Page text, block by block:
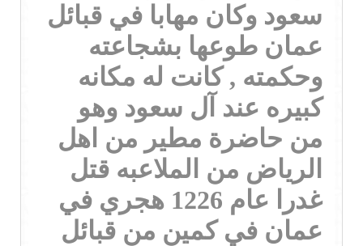
سعود وكان مهابا في قبائل
عمان طوعها بشجاعته
وحكمته , كانت له مكانه
كبيره عند آل سعود وهو
من حاضرة مطير من اهل
الرياض من الملاعبه قتل
غدرا عام 1226 هجري في
عمان في كمين من قبائل